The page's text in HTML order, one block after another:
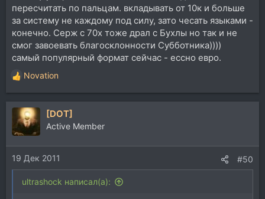
пересчитать по пальцам. вкладывать от 10к и больше
за систему не каждому под силу, зато чесать языками -
конечно. Серж с 70х тоже драл с Бухлы но так и не
смог завоевать благосклонности Субботника))))
самый популярный формат сейчас - ессно евро.
Р
е
а
и
и
:
Novation
[DOT]
Active Member
19 Дек 2011 #50
ultrashock написал(а):